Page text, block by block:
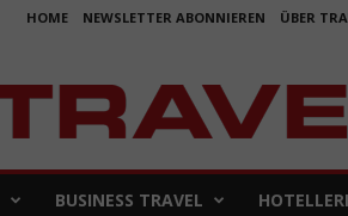
HOME NEWSLETTER ABONNIEREN ÜBER
BUSINESS TRAVEL